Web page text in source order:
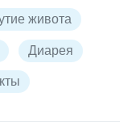
живота
Диарея